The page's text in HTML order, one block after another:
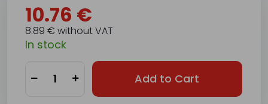
10.76 €
8.89 € without VAT
In stock
Add to Cart